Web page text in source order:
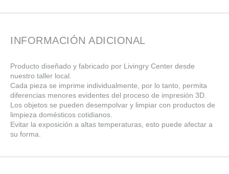
INFORMACIÓN ADICIONAL
Producto diseñado y fabricado por Livingry Center desde
nuestro taller local.
Cada pieza se imprime individualmente, por lo tanto, permita
diferencias menores evidentes del proceso de impresión 3D.
Los objetos se pueden desempolvar y limpiar con productos de
limpieza domésticos cotidianos.
Evitar la exposición a altas temperaturas, esto puede afectar a
su forma.